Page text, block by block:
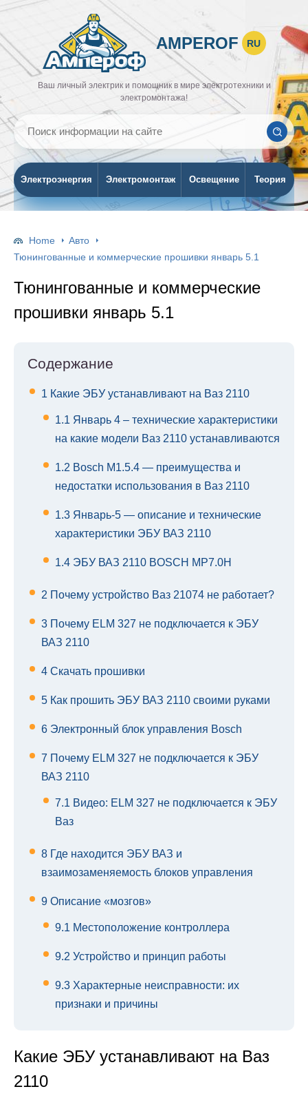
AMPEROF RU
Ваш личный электрик и помощник в мире электротехники и
электромонтажа!
Электроэнергия Электромонтаж Освещение Теория
Home
Авто
Тюнингованные и коммерческие прошивки январь 5.1
Тюнингованные и коммерческие
прошивки январь 5.1
Содержание
1 Какие ЭБУ устанавливают на Ваз 2110
1.1 Январь 4 – технические характеристики
на какие модели Ваз 2110 устанавливаются
1.2 Bosch M1.5.4 — преимущества и
недостатки использования в Ваз 2110
1.3 Январь-5 — описание и технические
характеристики ЭБУ ВАЗ 2110
1.4 ЭБУ ВАЗ 2110 BOSCH MP7.0H
2 Почему устройство Ваз 21074 не работает?
3 Почему ELM 327 не подключается к ЭБУ
ВАЗ 2110
4 Скачать прошивки
5 Как прошить ЭБУ ВАЗ 2110 своими руками
6 Электронный блок управления Bosch
7 Почему ELM 327 не подключается к ЭБУ
ВАЗ 2110
7.1 Видео: ELM 327 не подключается к ЭБУ
Ваз
8 Где находится ЭБУ ВАЗ и
взаимозаменяемость блоков управления
9 Описание «мозгов»
9.1 Местоположение контроллера
9.2 Устройство и принцип работы
9.3 Характерные неисправности: их
признаки и причины
Какие ЭБУ устанавливают на Ваз
2110